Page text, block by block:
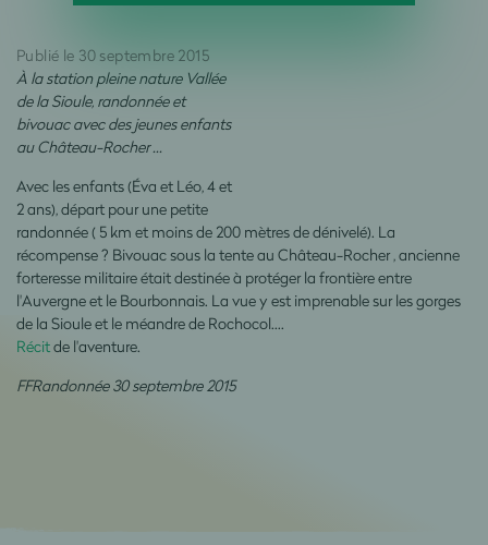
Publié le 30 septembre 2015
À la station pleine nature Vallée
de la Sioule, randonnée et
bivouac avec des jeunes enfants
au Château-Rocher …
Avec les enfants (Éva et Léo, 4 et
2 ans), départ pour une petite
randonnée ( 5 km et moins de 200 mètres de dénivelé). La
récompense ? Bivouac sous la tente au Château-Rocher , ancienne
forteresse militaire était destinée à protéger la frontière entre
l'Auvergne et le Bourbonnais. La vue y est imprenable sur les gorges
de la Sioule et le méandre de Rochocol.…
Récitde l'aventure.
FFRandonnée 30 septembre 2015